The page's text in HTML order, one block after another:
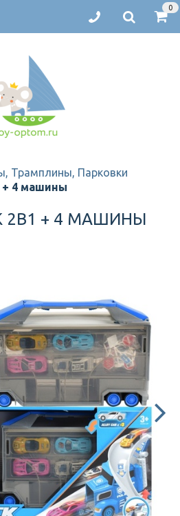
0
Трамплины, Парковки
+ 4 машины
2В1 + 4 МАШИНЫ